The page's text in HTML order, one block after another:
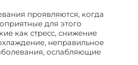
проявляются, когда
для этого
как стресс, снижение
неправильное
ослабляющие